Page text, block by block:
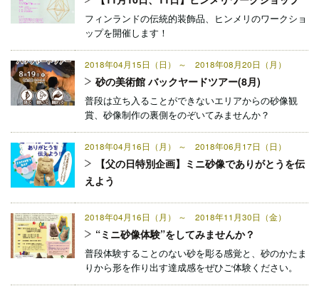
フィンランドの伝統的装飾品、ヒンメリのワークショ
ップを開催します！
2018年04月15日（日） ～ 2018年08月20日（月）
砂の美術館 バックヤードツアー(8月)
普段は立ち入ることができないエリアからの砂像観
賞、砂像制作の裏側をのぞいてみませんか？
2018年04月16日（月） ～ 2018年06月17日（日）
【父の日特別企画】ミニ砂像でありがとうを伝
えよう
2018年04月16日（月） ～ 2018年11月30日（金）
“ミニ砂像体験”をしてみませんか？
普段体験することのない砂を彫る感覚と、砂のかたま
りから形を作り出す達成感をぜひご体験ください。